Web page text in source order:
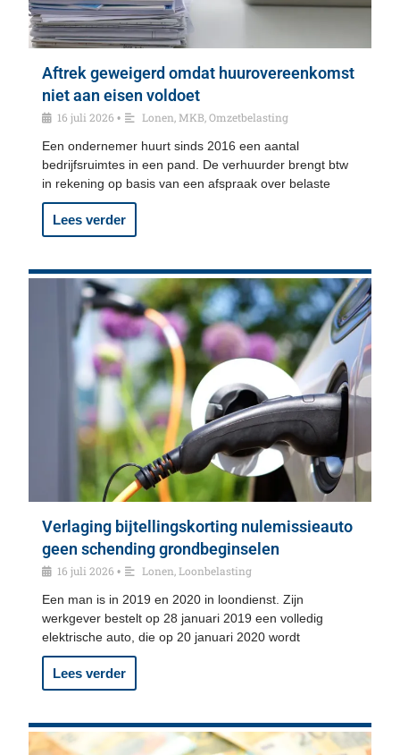
Aftrek geweigerd omdat huurovereenkomst
niet aan eisen voldoet
16 juli 2026 • Lonen,MKB,Omzetbelasting
Een ondernemer huurt sinds 2016 een aantal
bedrijfsruimtes in een pand. De verhuurder brengt btw
in rekening op basis van een afspraak over belaste
Lees verder
Verlaging bijtellingskorting nulemissieauto
geen schending grondbeginselen
16 juli 2026 • Lonen,Loonbelasting
Een man is in 2019 en 2020 in loondienst. Zijn
werkgever bestelt op 28 januari 2019 een volledig
elektrische auto, die op 20 januari 2020 wordt
Lees verder